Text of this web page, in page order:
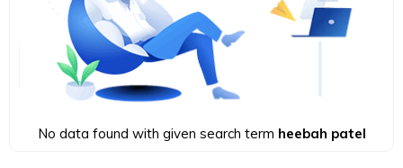
No data found with given search term heebah patel